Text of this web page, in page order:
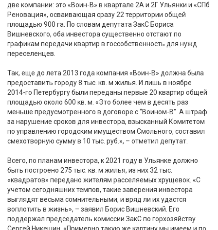
две компании: это «Воин-В» в квартале 2А и 2Г Ульянки и «СПб
Реновация», осваивающая сразу 22 территории общей
площадью 900 га. По словам депутата ЗакС Бориса
Вишневского, оба инвестора существенно отстают по
графикам передачи квартир в госсобственность для нужд
переселенцев.
Так, еще до лета 2013 года компания «Воин-В» должна была
предоставить городу 8 тыс. кв. м жилья. И лишь в ноябре
2014-го Петербургу были переданы первые 20 квартир общей
площадью около 600 кв. м. «Это более чем в десять раз
меньше предусмотренного в договоре с “Воином-В”. А штраф
за нарушение сроков для инвестора, взысканный Комитетом
по управлению городским имуществом Смольного, составил
смехотворную сумму в 10 тыс. руб.», – отметил депутат.
Всего, по планам инвестора, к 2021 году в Ульянке должно
быть построено 275 тыс. кв. м жилья, из них 32 тыс.
«квадратов» передано жителям расселяемых хрущевок. «С
учетом сегодняшних темпов, такие заверения инвестора
выглядят весьма сомнительными, и вряд ли их удастся
воплотить в жизнь», – заявил Борис Вишневский. Его
поддержал председатель комиссии ЗакС по горхозяйству
Сергей Никешин. «Примерно такую же картину мы имеем и по